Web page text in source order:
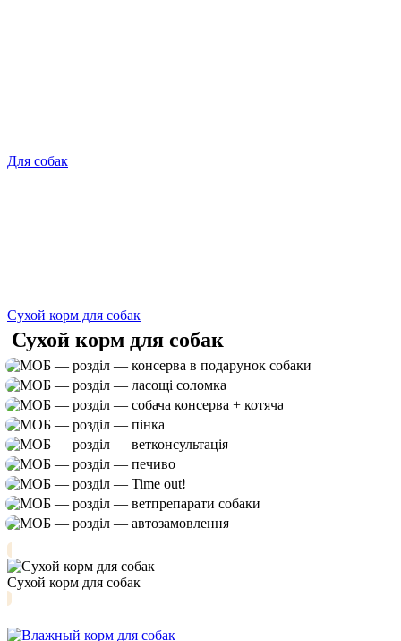
Для собак
Сухой корм для собак
Сухой корм для собак
Сухой корм для собак